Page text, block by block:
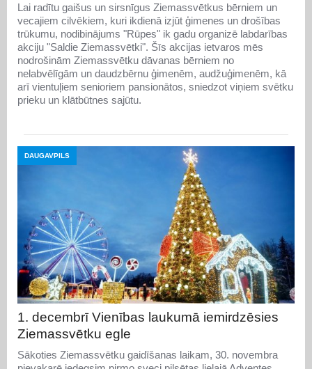
Lai radītu gaišus un sirsnīgus Ziemassvētkus bērniem un
vecajiem cilvēkiem, kuri ikdienā izjūt ģimenes un drošības
trūkumu, nodibinājums "Rūpes" ik gadu organizē labdarības
akciju "Saldie Ziemassvētki". Šīs akcijas ietvaros mēs
nodrošinām Ziemassvētku dāvanas bērniem no
nelabvēlīgām un daudzbērnu ģimenēm, audžuģimenēm, kā
arī vientuļiem senioriem pansionātos, sniedzot viņiem svētku
prieku un klātbūtnes sajūtu.
DAUGAVPILS
1. decembrī Vienības laukumā iemirdzēsies
Ziemassvētku egle
Sākoties Ziemassvētku gaidīšanas laikam, 30. novembra